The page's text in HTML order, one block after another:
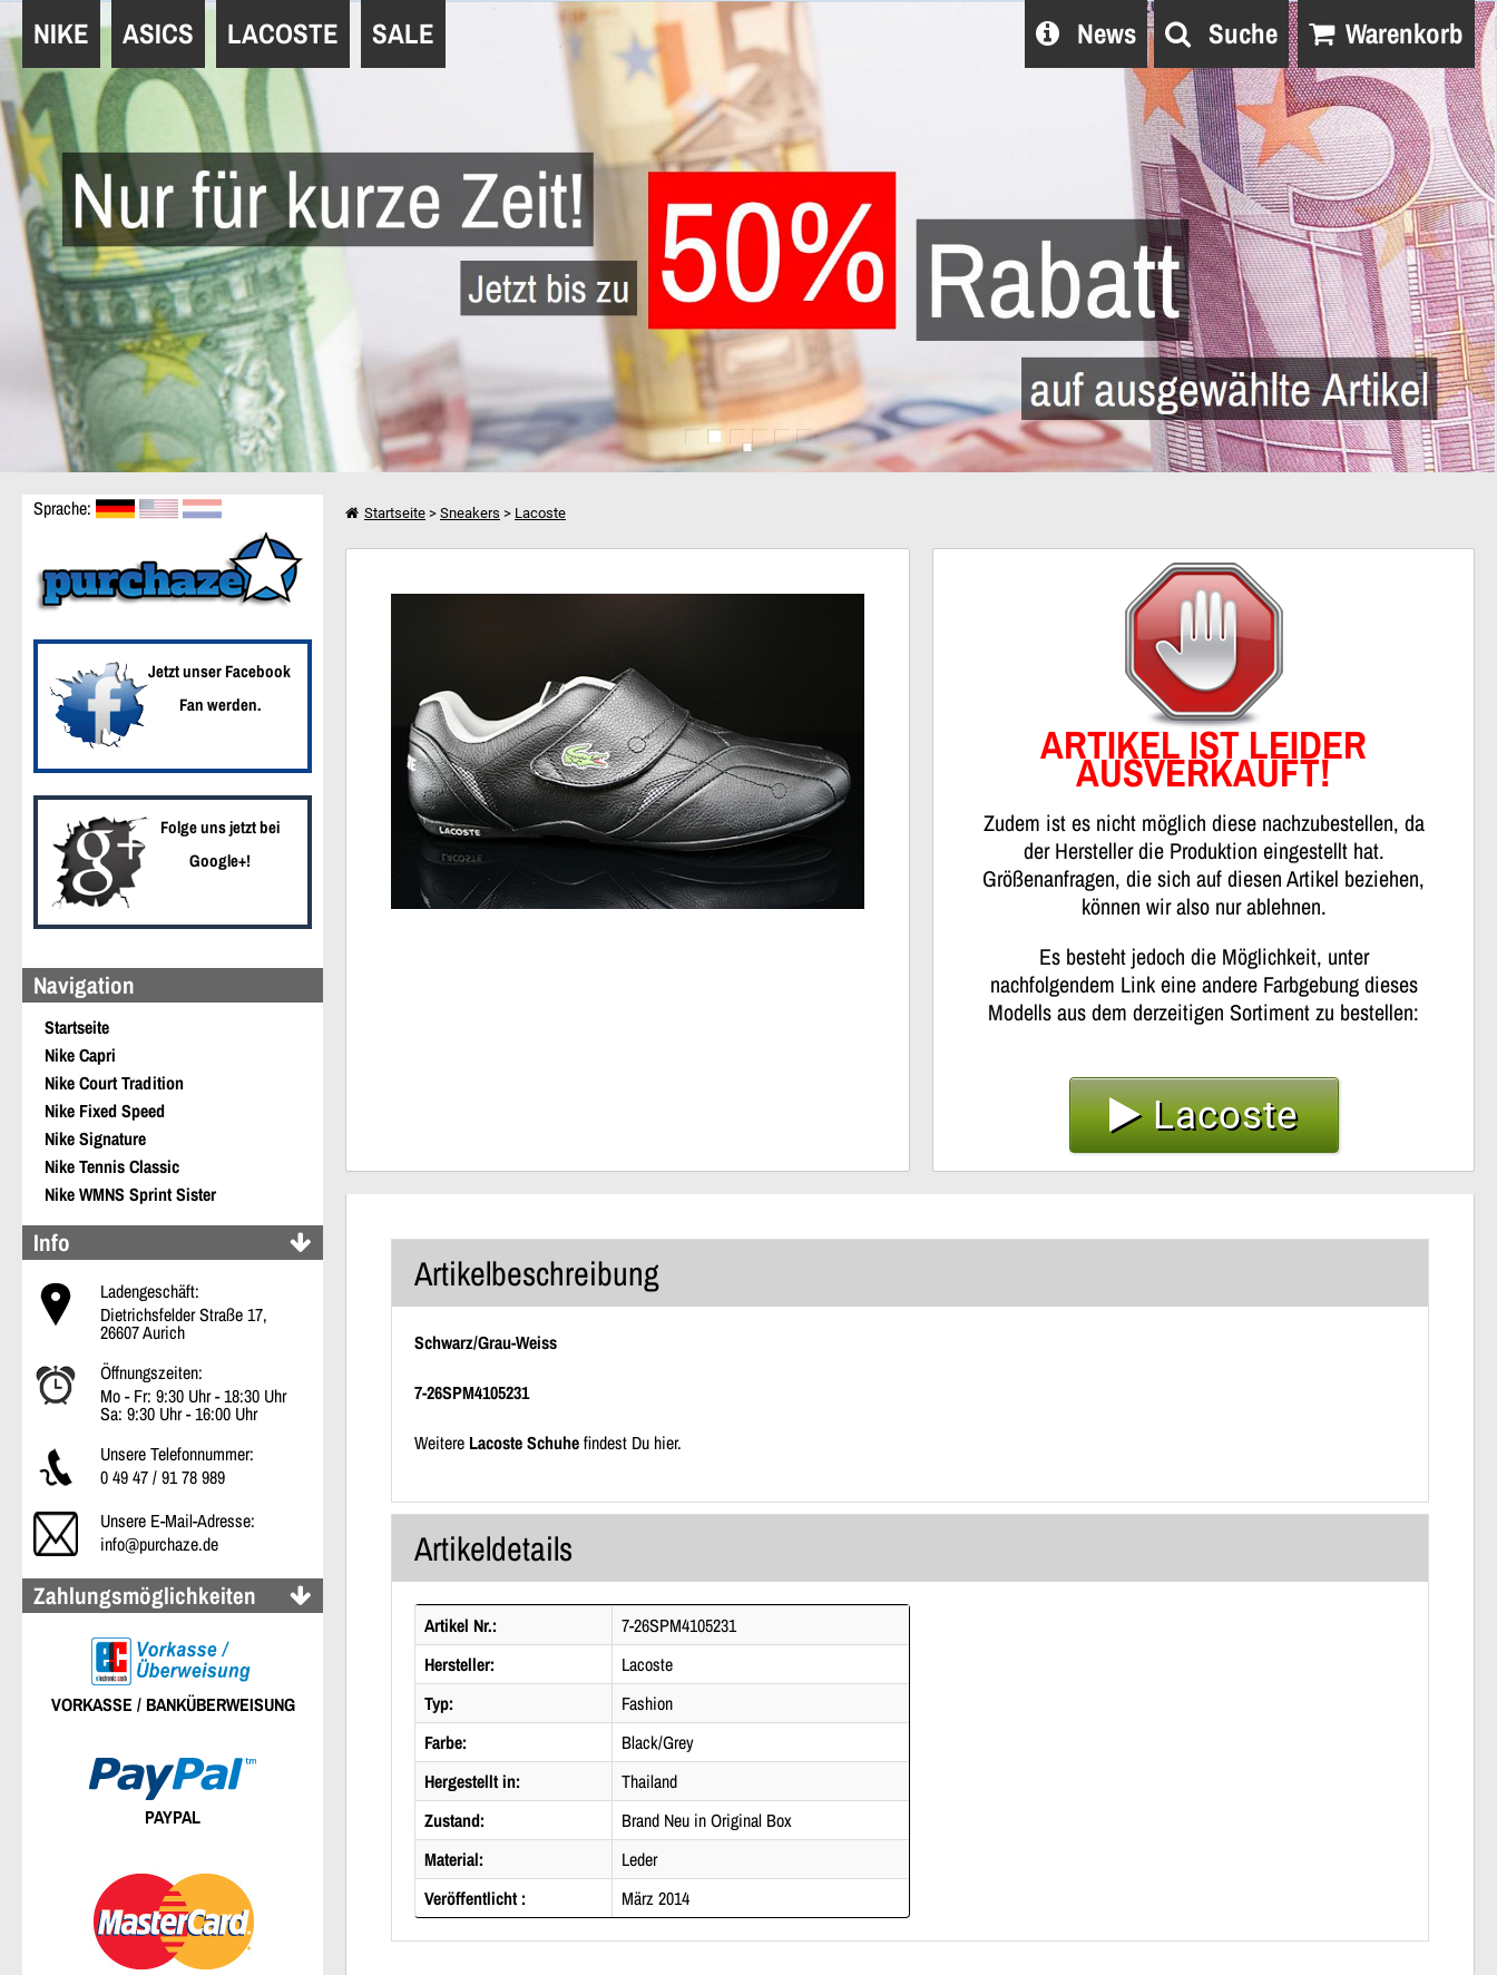
NIKE ASICS LACOSTE SALE News Suche Warenkorb
Weiter einkaufen
Sprache:
Jetzt unser Facebook
Fan werden.
Folge uns jetzt bei
Google+!
Navigation
Startseite
Nike Capri
Nike Court Tradition
Nike Fixed Speed
Nike Signature
Nike Tennis Classic
Nike WMNS Sprint Sister
Info
Ladengeschäft:
Dietrichsfelder Straße 17,
26607 Aurich
Öffnungszeiten:
Mo - Fr: 9:30 Uhr - 18:30 Uhr
Sa: 9:30 Uhr - 16:00 Uhr
Unsere Telefonnummer:
0 49 47 / 91 78 989
Unsere E-Mail-Adresse:
info@purchaze.de
Zahlungsmöglichkeiten
VORKASSE / BANKÜBERWEISUNG
PAYPAL
Startseite > Sneakers > Lacoste
Lacoste Protect MTS SPM
ARTIKEL IST LEIDER
AUSVERKAUFT!
Zudem ist es nicht möglich diese nachzubestellen, da
der Hersteller die Produktion eingestellt hat.
Größenanfragen, die sich auf diesen Artikel beziehen,
können wir also nur ablehnen.
Es besteht jedoch die Möglichkeit, unter
nachfolgendem Link eine andere Farbgebung dieses
Modells aus dem derzeitigen Sortiment zu bestellen:
Lacoste
Artikelbeschreibung
Schwarz/Grau-Weiss
7-26SPM4105231
Weitere Lacoste Schuhefindest Du hier.
Artikeldetails
Artikel Nr.:
7-26SPM4105231
Hersteller:
Lacoste
Typ:
Fashion
Farbe:
Black/Grey
Hergestellt in:
Thailand
Zustand:
Brand Neu in Original Box
Material:
Leder
Veröffentlicht :
März 2014